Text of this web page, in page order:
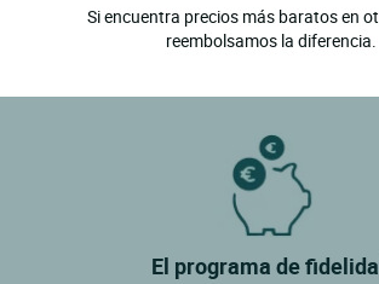
Si encuentra precios más baratos en
reembolsamos la diferencia.
El programa de